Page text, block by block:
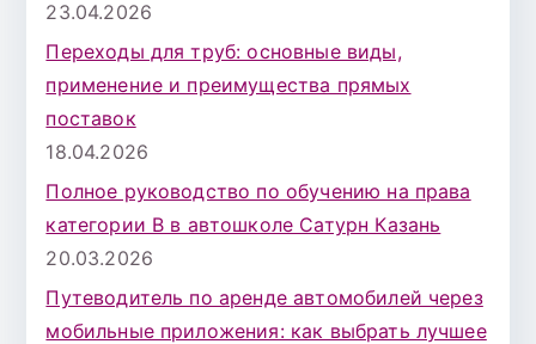
23.04.2026
Переходы для труб: основные виды,
применение и преимущества прямых
поставок
18.04.2026
Полное руководство по обучению на права
категории B в автошколе Сатурн Казань
20.03.2026
Путеводитель по аренде автомобилей через
мобильные приложения: как выбрать лучшее